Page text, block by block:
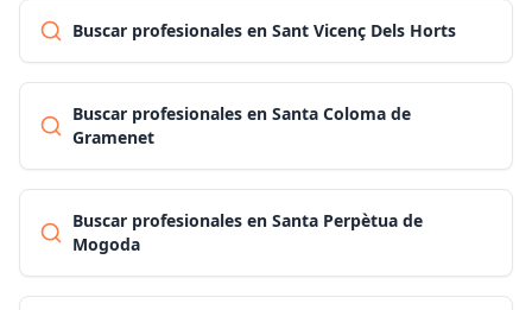
Buscar profesionales en Sant Vicenç Dels Horts
Buscar profesionales en Santa Coloma de
Gramenet
Buscar profesionales en Santa Perpètua de
Mogoda